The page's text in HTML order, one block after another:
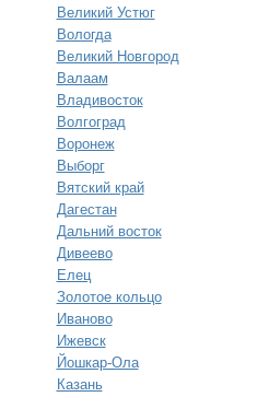
Великий Устюг
Вологда
Великий Новгород
Валаам
Владивосток
Волгоград
Воронеж
Выборг
Вятский край
Дагестан
Дальний восток
Дивеево
Елец
Золотое кольцо
Иваново
Ижевск
Йошкар-Ола
Казань